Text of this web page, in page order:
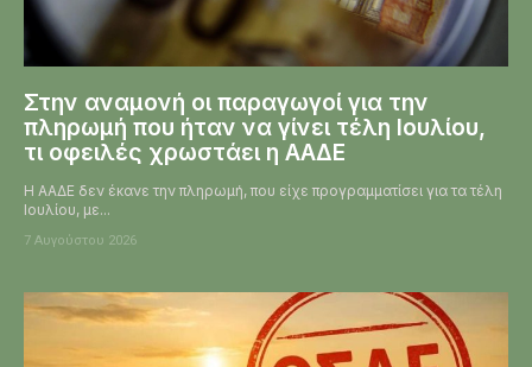
Στην αναμονή οι παραγωγοί για την
πληρωμή που ήταν να γίνει τέλη Ιουλίου,
τι οφειλές χρωστάει η ΑΑΔΕ
Η ΑΑΔΕ δεν έκανε την πληρωμή, που είχε προγραμματίσει για τα τέλη
Ιουλίου, με...
7 Αυγούστου 2026